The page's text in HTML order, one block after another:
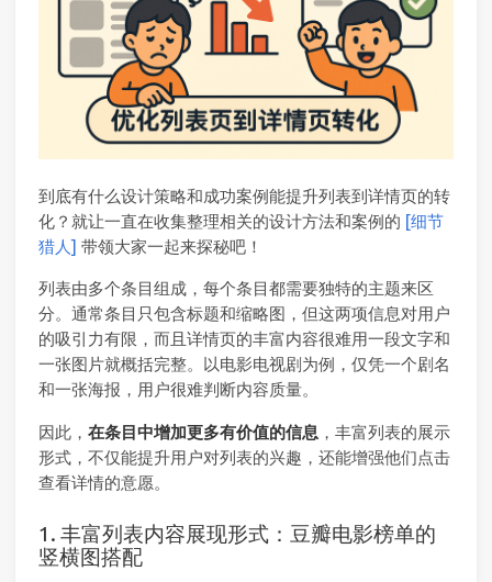
到底有什么设计策略和成功案例能提升列表到详情页的转
化？就让一直在收集整理相关的设计方法和案例的 [细节
猎人] 带领大家一起来探秘吧！
列表由多个条目组成，每个条目都需要独特的主题来区
分。通常条目只包含标题和缩略图，但这两项信息对用户
的吸引力有限，而且详情页的丰富内容很难用一段文字和
一张图片就概括完整。以电影电视剧为例，仅凭一个剧名
和一张海报，用户很难判断内容质量。
因此， 在条目中增加更多有价值的信息 ，丰富列表的展示
形式，不仅能提升用户对列表的兴趣，还能增强他们点击
查看详情的意愿。
1. 丰富列表内容展现形式：豆瓣电影榜单的
竖横图搭配